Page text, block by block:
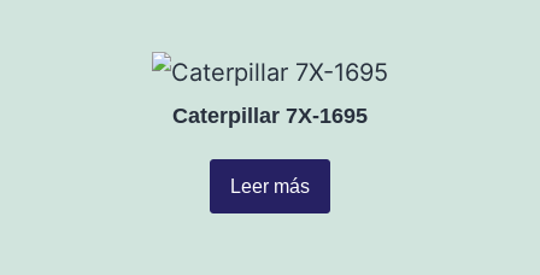
Caterpillar 7X-1695
Leer más